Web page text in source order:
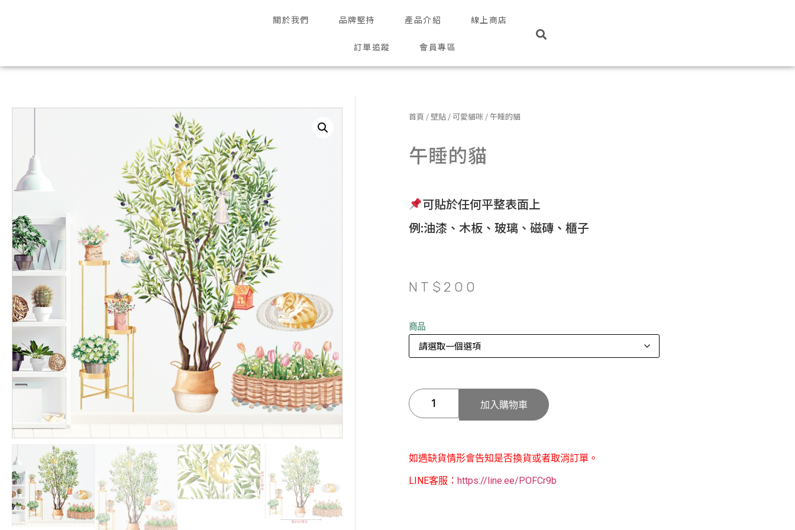
關於我們 品牌堅持 產品介紹 線上商店
訂單追蹤 會員專區
首頁 /壁貼 / 可愛貓咪 / 午睡的貓
午睡的貓
可貼於任何平整表面上
例:油漆、木板、玻璃、磁磚、櫃子
NT$ 200
商品
加入購物車
如遇缺貨情形會告知是否換貨或者取消訂單。
LINE客服： https://line.ee/POFCr9b